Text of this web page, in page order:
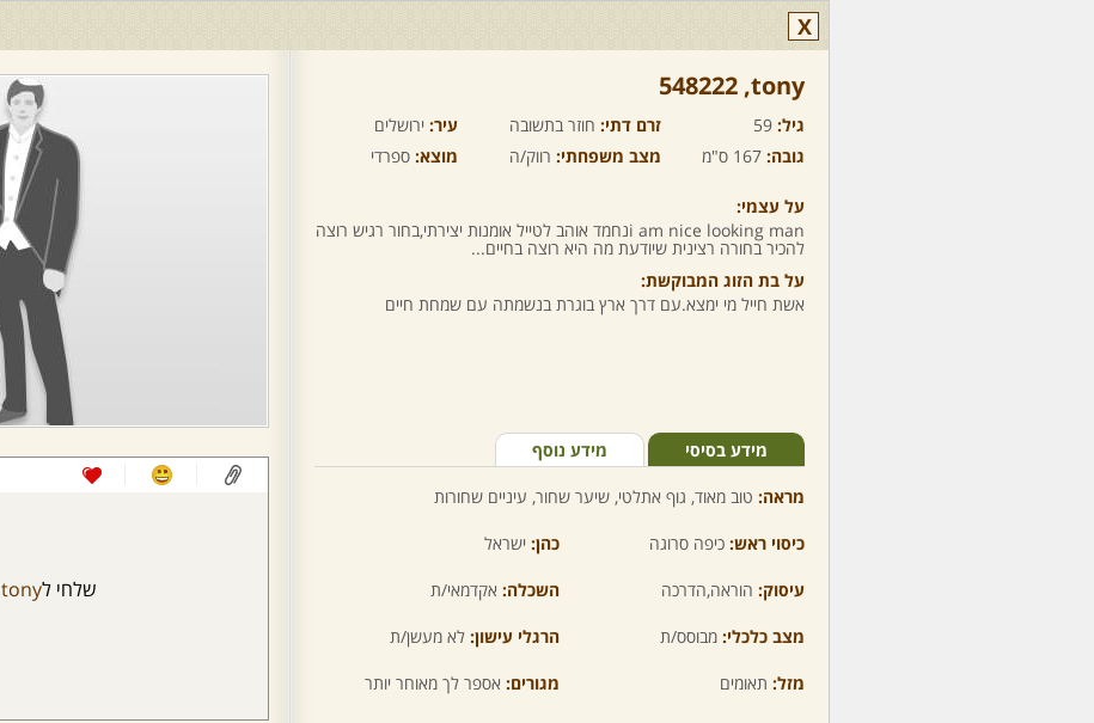
X
tony,‏ 548222
גיל: 59 זרם דתי: חוזר בתשובה עיר: ירושלים
גובה: 167 ס"מ מצב משפחתי: רווק/ה מוצא: ספרדי
על עצמי:
i am nice looking manנחמד אוהב לטייל אומנות יצירתי,בחור רגיש רוצה
להכיר בחורה רצינית שיודעת מה היא רוצה בחיים...
על בת הזוג המבוקשת:
אשת חייל מי ימצא.עם דרך ארץ בוגרת בנשמתה עם שמחת חיים
מידע בסיסי מידע נוסף
מראה: טוב מאוד, גוף אתלטי, שיער שחור, עיניים שחורות
כיסוי ראש: כיפה סרוגה כהן: ישראל
עיסוק: הוראה,הדרכה השכלה: אקדמאי/ת
מצב כלכלי: מבוסס/ת הרגלי עישון: לא מעשן/ת
מזל: תאומים מגורים: אספר לך מאוחר יותר
שלחי לtony